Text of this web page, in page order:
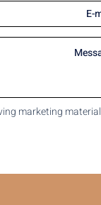
marketing material